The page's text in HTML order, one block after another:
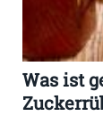
Was ist